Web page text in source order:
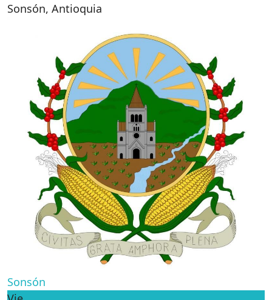
Sonsón, Antioquia
Sonsón